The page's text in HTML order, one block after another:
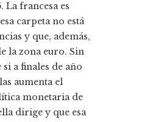
La francesa es
carpeta no está
y que, además,
la zona euro. Sin
si a finales de año
aumenta el
monetaria de
dirige y que esa